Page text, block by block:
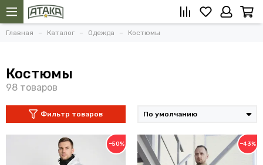
Главная Каталог Одежда Костюмы
Костюмы
Фильтр товаров
−50% −43%